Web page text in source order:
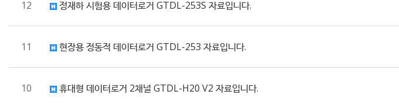
12 정재하 시험용 데이터로거 GTDL-253S 자료입니다.
11 현장용 정동적 데이터로거 GTDL-253 자료입니다.
10 휴대형 데이터로거 2채널 GTDL-H20 V2 자료입니다.